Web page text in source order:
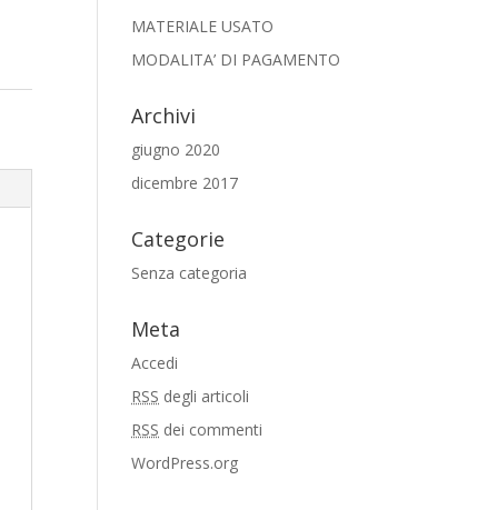
MATERIALE USATO
MODALITA’ DI PAGAMENTO
Archivi
giugno 2020
dicembre 2017
Categorie
Senza categoria
Meta
Accedi
RSS degli articoli
RSS dei commenti
WordPress.org